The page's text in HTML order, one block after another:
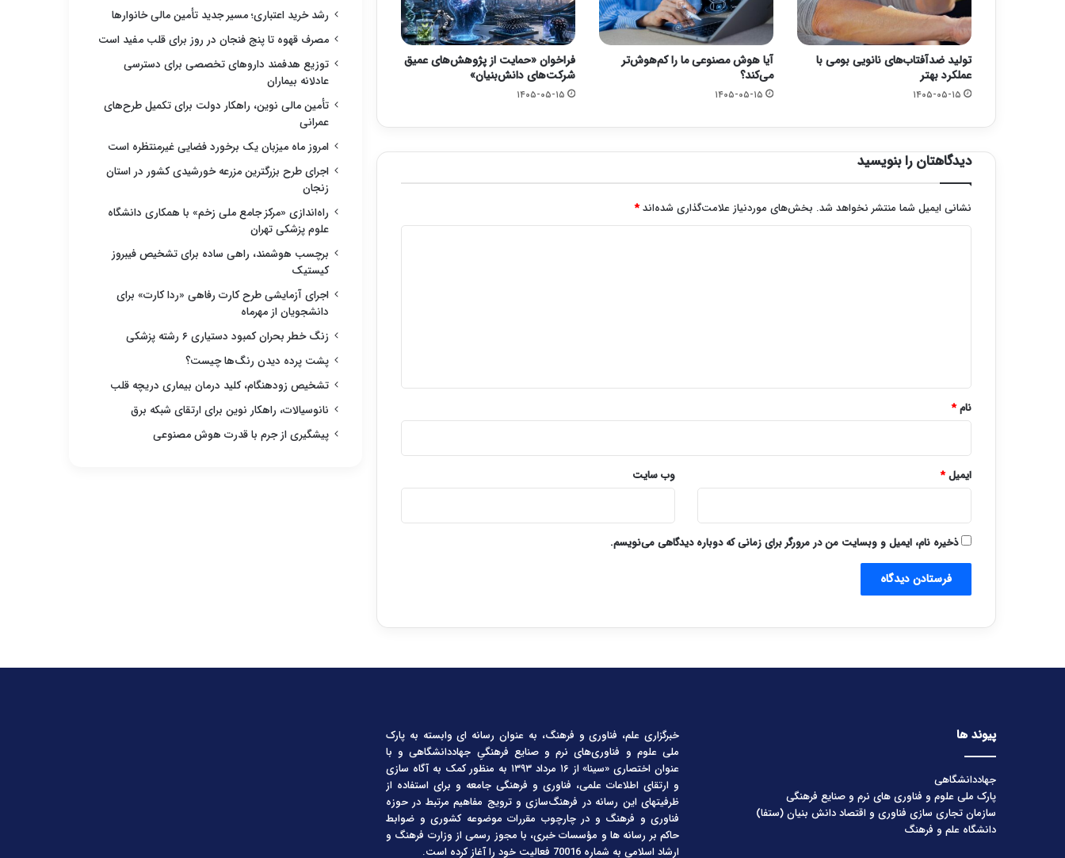
تولید ضدآفتاب‌های نانویی بومی با
عملکرد بهتر
۱۴۰۵-۰۵-۱۵
آیا هوش مصنوعی ما را کم‌هوش‌تر
می‌کند؟
۱۴۰۵-۰۵-۱۵
فراخوان «حمایت از پژوهش‌های عمیق
شرکت‌های دانش‌بنیان»
۱۴۰۵-۰۵-۱۵
دیدگاهتان را بنویسید
نشانی ایمیل شما منتشر نخواهد شد. بخش‌های موردنیاز علامت‌گذاری شده‌اند*
نام*
ایمیل* وب‌ سایت
ذخیره نام، ایمیل و وبسایت من در مرورگر برای زمانی که دوباره دیدگاهی می‌نویسم.
رشد خرید اعتباری؛ مسیر جدید تأمین مالی خانوارها
مصرف قهوه تا پنج فنجان در روز برای قلب مفید است
توزیع هدفمند داروهای تخصصی برای دسترسی
عادلانه بیماران
تأمین مالی نوین، راهکار دولت برای تکمیل طرح‌های
عمرانی
امروز ماه میزبان یک برخورد فضایی غیرمنتظره است
اجرای طرح بزرگترین مزرعه خورشیدی کشور در استان
زنجان
راه‌اندازی «مرکز جامع ملی زخم» با همکاری دانشگاه
علوم پزشکی تهران
برچسب هوشمند، راهی ساده برای تشخیص فیبروز
کیستیک
اجرای آزمایشی طرح کارت رفاهی «ردا کارت» برای
دانشجویان از مهرماه
زنگ خطر بحران کمبود دستیاری ۶ رشته پزشکی
پشت پرده دیدن رنگ‌ها چیست؟
تشخیص زودهنگام، کلید درمان بیماری دریچه قلب
نانوسیالات، راهکار نوین برای ارتقای شبکه برق
پیشگیری از جرم با قدرت هوش مصنوعی
پیوند ها
جهاددانشگاهی
پارک ملی علوم و فناوری های نرم و صنایع فرهنگی
سازمان تجاری سازی فناوری و اقتصاد دانش بنیان (ستفا)
دانشگاه علم و فرهنگ
خبرگزاری علم، فناوری و فرهنگ، به عنوان رسانه ای وابسته به پارک
ملی علوم و فناوری‌های نرم و صنایع فرهنگیِ جهاددانشگاهی و با
عنوان اختصاری «سینا» از ۱۶ مرداد ۱۳۹۳ به منظور کمک به آگاه سازی
و ارتقای اطلاعات علمی، فناوری و فرهنگی جامعه و برای استفاده از
ظرفیتهای این رسانه در فرهنگ‌سازی و ترویج مفاهیم مرتبط در حوزه
فناوری و فرهنگ و در چارچوب مقررات موضوعه کشوری و ضوابط
حاکم بر رسانه ها و مؤسسات خبری، با مجوز رسمی از وزارت فرهنگ و
ارشاد اسلامی به شماره 70016 فعالیت خود را آغاز کرده است.